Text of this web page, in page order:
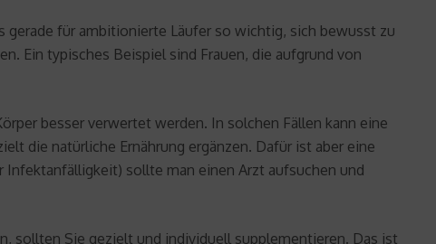
gerade für ambitionierte Läufer so wichtig, sich bewusst zu
Ein typisches Beispiel sind Frauen, die aufgrund von
besser verwertet werden. In solchen Fällen kann eine
die natürliche Ernährung ergänzen. Dafür ist aber eine
sollte man einen Arzt aufsuchen und
sollten Sie gezielt und individuell supplementieren. Das ist